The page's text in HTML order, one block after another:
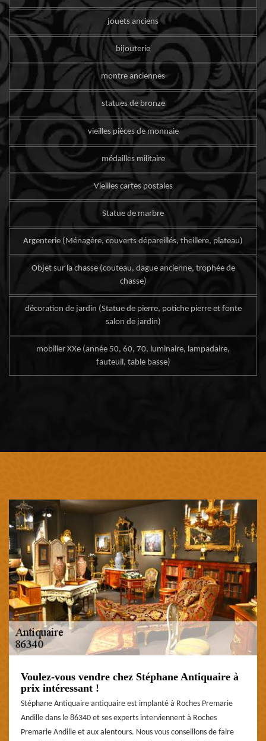
jouets anciens
bijouterie
montre anciennes
statues de bronze
vieilles pièces de monnaie
médailles militaire
Vieilles cartes postales
Statue de marbre
Argenterie (Ménagère, couverts dépareillés, theillere, plateau)
Objet sur la chasse (couteau, dague ancienne, trophée de
chasse)
décoration de jardin (Statue de pierre, potiche pierre et fonte
salon de jardin)
mobilier XXe (année 50, 60, 70, luminaire, lampadaire,
fauteuil, table basse)
Voulez-vous vendre chez Stéphane Antiquaire à
prix intéressant !
Stéphane Antiquaire antiquaire est implanté à Roches Premarie
Andille dans le 86340 et ses experts interviennent à Roches
Premarie Andille et aux alentours. Nous vous conseillons de faire